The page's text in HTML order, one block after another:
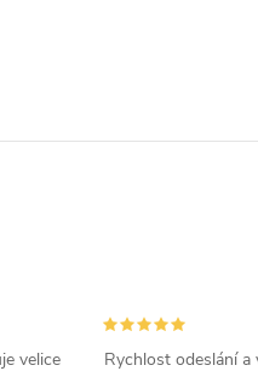
velice Rychlost odeslání a